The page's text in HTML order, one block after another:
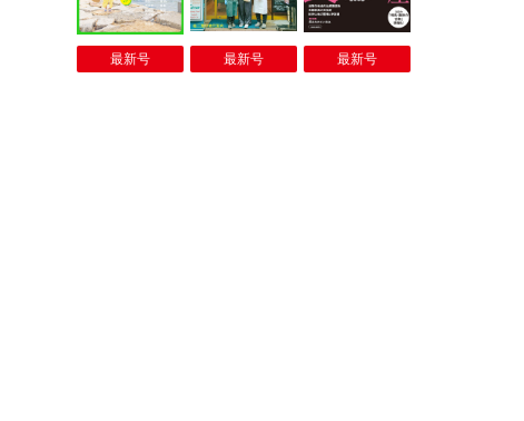
最新号 最新号 最新号